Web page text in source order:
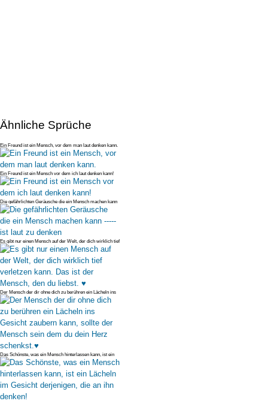
Ähnliche Sprüche
Ein Freund ist ein Mensch, vor dem man laut denken kann.
Ein Freund ist ein Mensch vor dem ich laut denken kann!
Die gefährlichten Geräusche die ein Mensch machen kann
----- ist laut zu
Es gibt nur einen Mensch auf der Welt, der dich wirklich tief
verletzen
Der Mensch der dir ohne dich zu berühren ein Lächeln ins
Gesicht zaubern
Das Schönste, was ein Mensch hinterlassen kann, ist ein
Lächeln im Gesic